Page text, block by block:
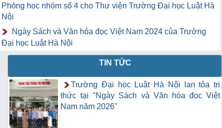
Phòng học nhóm số 4 cho Thư viện Trường Đại học Luật Hà
Nội
Ngày Sách và Văn hóa đọc Việt Nam 2024 của Trường
Đại học Luật Hà Nội
TIN TỨC
Trường Đại học Luật Hà Nội lan tỏa tri
thức tại "Ngày Sách và Văn hóa đọc Việt
Nam năm 2026"